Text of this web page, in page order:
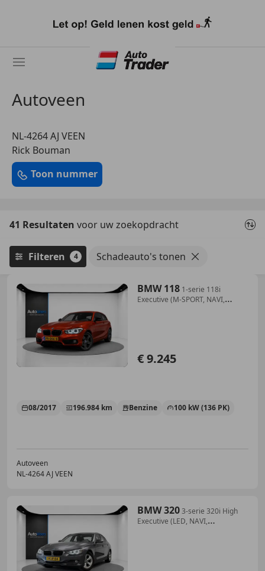
naar
Autoveen
NL-4264 AJ VEEN
Rick Bouman
Toon nummer
41 Resultaten voor uw zoekopdracht
Filteren 4 Schadeauto's tonen
BMW 118 1-serie 118i
Executive (M-SPORT, NAVI,
€ 9.245
08/2017 196.984 km Benzine 100 kW (136 PK)
Autoveen
NL-4264 AJ VEEN
BMW 3203-serie 320i High
Executive (LED, NAVI,